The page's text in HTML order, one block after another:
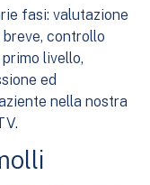
fasi: valutazione
controllo
livello,
ed
nella nostra